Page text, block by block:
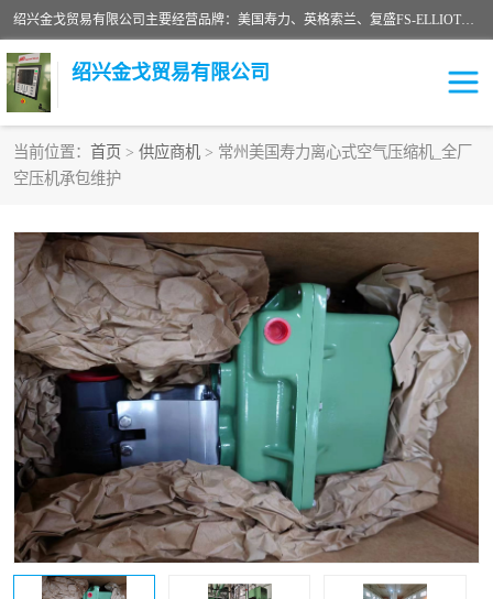
绍兴金戈贸易有限公司主要经营品牌：美国寿力、英格索兰、复盛FS-ELLIOTT，库伯COOPER、阿特拉斯等品牌空压机及配件销售；承接全厂空气压缩机管理、维护保养；节能改造；气体干燥机销售、维护、维修、保养。销售各种品牌空压机空气滤芯、油滤芯、油气分离器；精密过滤器滤芯；除油雾滤芯；抽真空滤芯，消音器，疏水器。劳务承接：全厂空压机维修保养工程，安装工程；移机或汰换工程；节能改造工程等。
绍兴金戈贸易有限公司
当前位置： 首页 > 供应商机 > 常州美国寿力离心式空气压缩机_全厂
空压机承包维护
二手空压机
超级冷却剂 英格索兰配件
中车鼓风机 闽台富源特种陶瓷
美国寿力空压机零部件 英格索兰离心机空滤芯
英格索兰COOPER离心机
配件
库伯卡麦隆离心机零件
微电脑控制器 离心式压缩机高速转子组
复盛离心机零件 中冷耐高温气侧密封胶垫
空气过滤器 阿特拉斯